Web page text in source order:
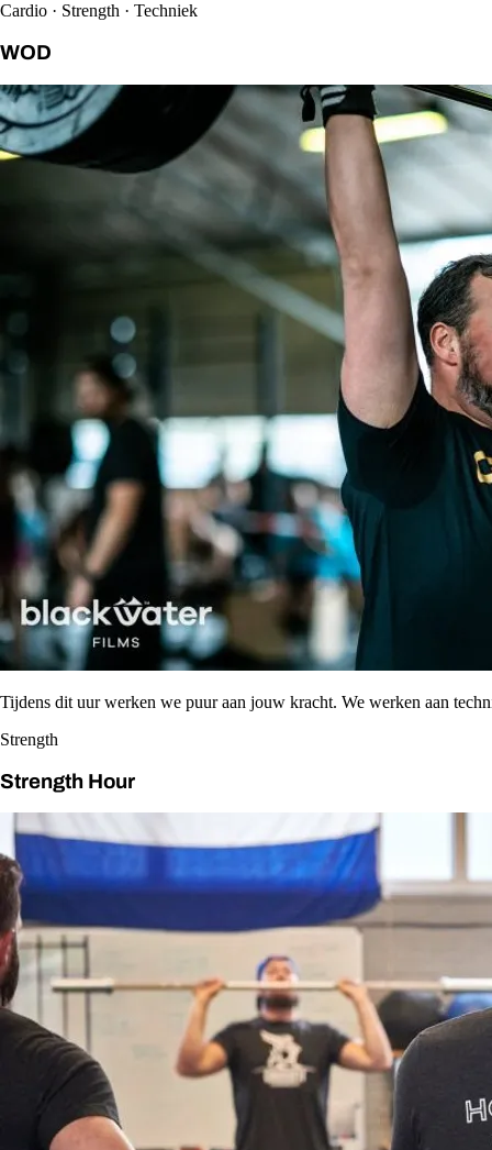
Cardio · Strength · Techniek
WOD
Tijdens dit uur werken we puur aan jouw kracht. We werken aan
Strength
Strength Hour